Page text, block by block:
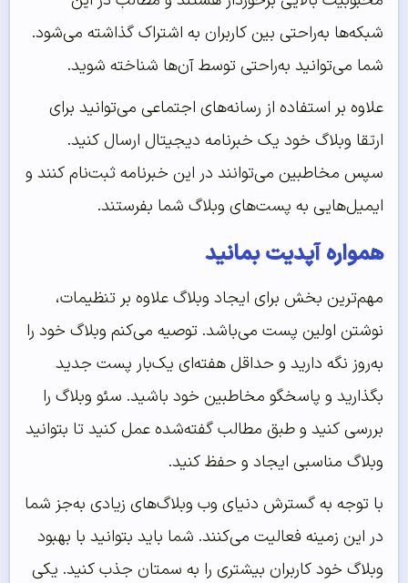
شبکه‌ها به‌راحتی بین کاربران به اشتراک گذاشته می‌شود.
شما می‌‌‌‌‌توانید به‌‌‌‌‌راحتی توسط آن‌‌‌‌‌ها شناخته شوید.
علاوه بر استفاده از رسانه‌های اجتماعی می‌توانید برای
ارتقا وبلاگ خود یک خبرنامه دیجیتال ارسال کنید.
سپس مخاطبین می‌توانند در این خبرنامه ثبت‌نام کنند و
ایمیل‌هایی به پست‌های وبلاگ شما بفرستند.
همواره آپدیت بمانید
مهم‌ترین بخش برای ایجاد وبلاگ علاوه بر تنظیمات،
نوشتن اولین پست می‌باشد. توصیه می‌کنم وبلاگ خود را
به‌روز نگه دارید و حداقل هفته‌ای یک‌بار پست جدید
بگذارید و پاسخگو مخاطبین خود باشید. سئو وبلاگ را
بررسی کنید و طبق مطالب گفته‌شده عمل کنید تا بتوانید
وبلاگ مناسبی ایجاد و حفظ کنید.
با توجه به گسترش دنیای وب وبلاگ‌های زیادی به‌جز شما
در این زمینه فعالیت می‌کنند. شما باید بتوانید با بهبود
وبلاگ خود کاربران بیشتری را به سمتان جذب کنید. یکی